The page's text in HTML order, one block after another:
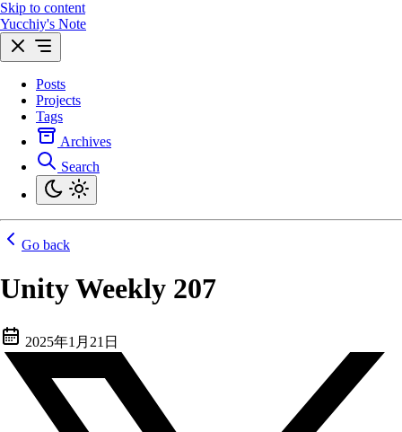
Skip to content
Yucchiy's Note
Posts
Projects
Tags
Archives
Search
Go back
Unity Weekly 207
2025年1月21日